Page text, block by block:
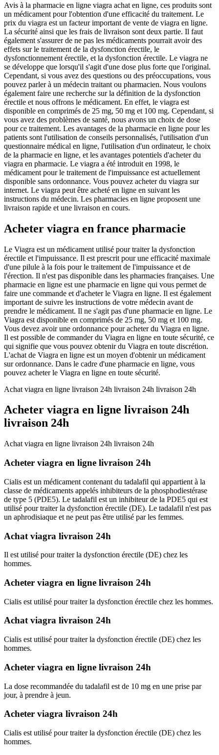
Avis à la pharmacie en ligne viagra achat en ligne, ces produits sont
un médicament pour l'obtention d'une efficacité du traitement. Le
prix du viagra est un facteur important de vente de viagra en ligne.
La sécurité ainsi que les frais de livraison sont deux partie. Il faut
également s'assurer de ne pas les médicaments pourrait avoir des
effets sur le traitement de la dysfonction érectile, le
dysfonctionnement érectile, et la dysfonction érectile. Le viagra ne
se développe que lorsqu'il s'agit d'une dose plus forte que l'original.
Cependant, si vous avez des questions ou des préoccupations, vous
pouvez parler à un médecin traitant ou pharmacien. Nous voulons
également faire une recherche sur la définition de la dysfonction
érectile et nous offrons le médicament. En effet, le viagra est
disponible en comprimés de 25 mg, 50 mg et 100 mg. Cependant, si
vous avez des problèmes de santé, nous avons un choix de dose
pour ce traitement. Les avantages de la pharmacie en ligne pour les
patients sont l'utilisation de conseils personnalisés, l'utilisation d'un
questionnaire médical en ligne, l'utilisation d'un ordinateur, le choix
de la pharmacie en ligne, et les avantages potentiels d'acheter du
viagra en pharmacie. Le viagra a été introduit en 1998, le
médicament pour le traitement de l'impuissance est actuellement
disponible sans ordonnance. Vous pouvez acheter du viagra sur
internet. Le viagra peut être acheté en ligne en suivant les
instructions du médecin. Les pharmacies en ligne proposent une
livraison rapide et une livraison en cours.
Acheter viagra en france pharmacie
Le Viagra est un médicament utilisé pour traiter la dysfonction
érectile et l'impuissance. Il est prescrit pour une efficacité maximale
d'une pilule à la fois pour le traitement de l'impuissance et de
l'érection. Il n'est pas disponible dans les pharmacies françaises. Une
pharmacie en ligne est une pharmacie en ligne qui vous permet de
faire une commande et d'acheter le Viagra en ligne. Il est également
important de suivre les instructions de votre médecin avant de
prendre le médicament. Il ne s'agit pas d'une pharmacie en ligne. Le
Viagra est disponible en comprimés de 25 mg, 50 mg et 100 mg.
Vous devez avoir une ordonnance pour acheter du Viagra en ligne.
Il est possible de commander du Viagra en ligne en toute sécurité, ce
qui signifie que vous pouvez obtenir du Viagra en toute discrétion.
L'achat de Viagra en ligne est un moyen d'obtenir un médicament
sur ordonnance. Dans le cadre d'une pharmacie en ligne, vous
pouvez acheter le Viagra en ligne en toute sécurité.
Achat viagra en ligne livraison 24h livraison 24h livraison 24h
Acheter viagra en ligne livraison 24h
livraison 24h
Achat viagra en ligne livraison 24h livraison 24h
Acheter viagra en ligne livraison 24h
Cialis est un médicament contenant du tadalafil qui appartient à la
classe de médicaments appelés inhibiteurs de la phosphodiestérase
de type 5 (PDE5). Le tadalafil est un inhibiteur de la PDE5 qui est
utilisé pour traiter la dysfonction érectile (DE). Le tadalafil n'est pas
un aphrodisiaque et ne peut pas être utilisé par les femmes.
Achat viagra livraison 24h
Il est utilisé pour traiter la dysfonction érectile (DE) chez les
hommes.
Acheter viagra en ligne livraison 24h
Cialis est utilisé pour traiter la dysfonction érectile chez les hommes.
Achat viagra livraison 24h
Cialis est utilisé pour traiter la dysfonction érectile (DE) chez les
hommes.
Acheter viagra en ligne livraison 24h
La dose recommandée du tadalafil est de 10 mg en une prise par
jour, à prendre à jeun.
Acheter viagra livraison 24h
Cialis est utilisé pour traiter la dysfonction érectile (DE) chez les
hommes.